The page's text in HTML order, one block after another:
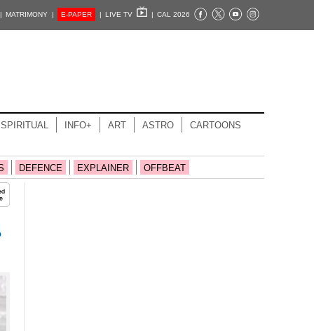
| MATRIMONY | E-PAPER | LIVE TV | CAL 2026
SPIRITUAL INFO+ ART ASTRO CARTOONS
DEFENCE EXPLAINER OFFBEAT